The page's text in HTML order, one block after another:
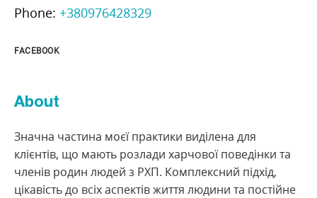
Phone: +380976428329
FACEBOOK
About
Значна частина моєї практики виділена для
клієнтів, що мають розлади харчової поведінки та
членів родин людей з РХП. Комплексний підхід,
цікавість до всіх аспектів життя людини та постійне